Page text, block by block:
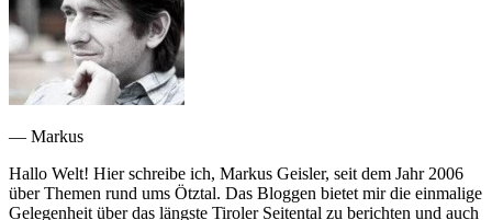
— Markus
Hallo Welt! Hier schreibe ich, Markus Geisler, seit dem Jahr 2006
über Themen rund ums Ötztal. Das Bloggen bietet mir die einmalige
Gelegenheit über das längste Tiroler Seitental zu berichten und auch